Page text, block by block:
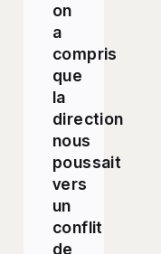
on
a
compris
que
la
direction
nous
poussait
vers
un
conflit
de